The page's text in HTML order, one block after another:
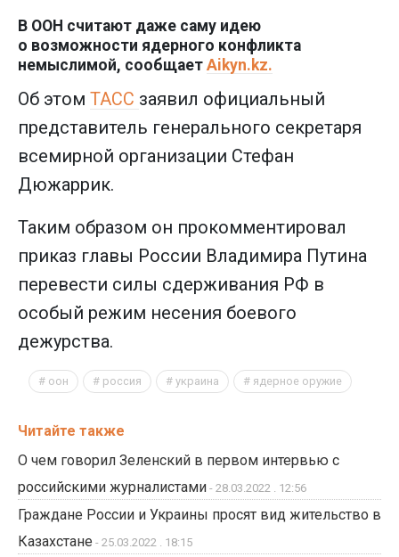
В ООН считают даже саму идею
о возможности ядерного конфликта
немыслимой, сообщает Aikyn.kz.
Об этом ТАСС заявил официальный
представитель генерального секретаря
всемирной организации Стефан
Дюжаррик.
Таким образом он прокомментировал
приказ главы России Владимира Путина
перевести силы сдерживания РФ в
особый режим несения боевого
дежурства.
оон россия украина ядерное оружие
Читайте также
О чем говорил Зеленский в первом интервью с
российскими журналистами - 28.03.2022 . 12:56
Граждане России и Украины просят вид жительство в
Казахстане - 25.03.2022 . 18:15